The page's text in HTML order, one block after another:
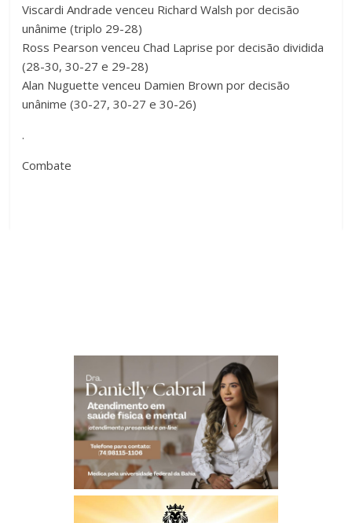
Viscardi Andrade venceu Richard Walsh por decisão
unânime (triplo 29-28)
Ross Pearson venceu Chad Laprise por decisão dividida
(28-30, 30-27 e 29-28)
Alan Nuguette venceu Damien Brown por decisão
unânime (30-27, 30-27 e 30-26)
.
Combate